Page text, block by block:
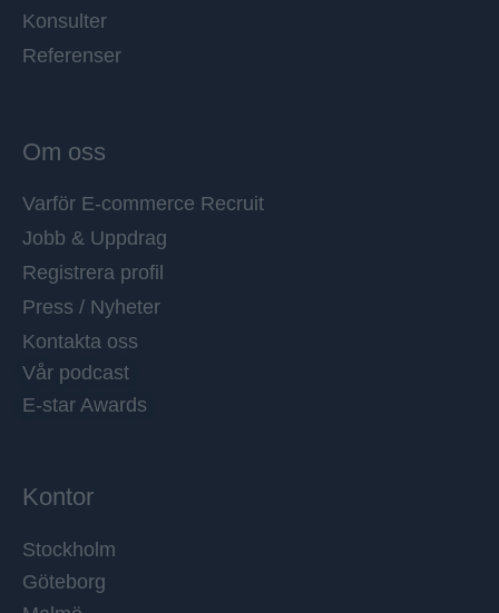
Konsulter
Referenser
Om oss
Varför E-commerce Recruit
Jobb & Uppdrag
Registrera profil
Press / Nyheter
Kontakta oss
Vår podcast
E-star Awards
Kontor
Stockholm
Göteborg